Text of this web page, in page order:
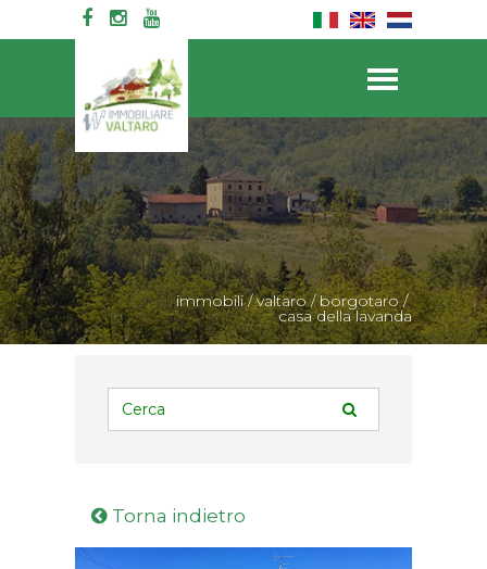
immobili/valtaro/borgotaro/
casa della lavanda
Torna indietro